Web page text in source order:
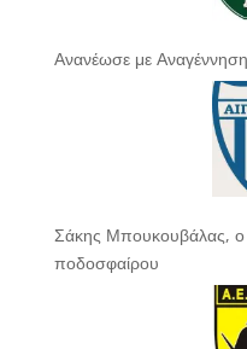
Ανανέωσε με
Σάκης Μπουκουβάλας,
ποδοσφαίρου